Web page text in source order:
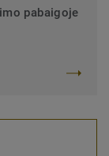
pabaigoje